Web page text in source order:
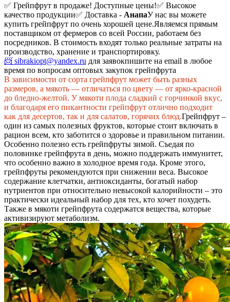
✅ Грейпфрут в продаже! Доступные цены!✅ Высокое
качество продукции✅ Доставка - АнапаУ нас вы можете
купить грейпфрут по очень хорошей цене.Являемся прямым
поставщиком от фермеров со всей России, работаем без
посредников. В стоимость входят только реальные затраты на
производство, хранение и транспортировку.
📨 sibrakiopt@yandex.ru для заявокпишите на email в любое
время по вопросам оптовых закупок грейпфрута
В зависимости от сорта грейпфрут может быть разных
размеров, а мякоть — отличаться по цвету — от ярко-красной
до бледно-желтой. У мякоти плода сладкий с горчинкой вкус,
и благодаря его пикантности грейпфрут отлично подходит
как для десертов, так и для салатов, горячих блюд.Грейпфрут –
один из самых полезных фруктов, которые стоит включать в
рацион всем, кто заботится о здоровье и правильном питании.
Особенно полезно есть грейпфруты зимой. Съедая по
половинке грейпфрута в день, можно поддержать иммунитет,
что особенно важно в холодное время года. Кроме этого,
грейпфруты рекомендуются при снижении веса. Высокое
содержание клетчатки, антиоксиданты, богатый набор
нутриентов при относительно невысокой калорийности – это
практически идеальный набор для тех, кто хочет похудеть.
Также в мякоти грейпфрута содержатся вещества, которые
активизируют метаболизм.